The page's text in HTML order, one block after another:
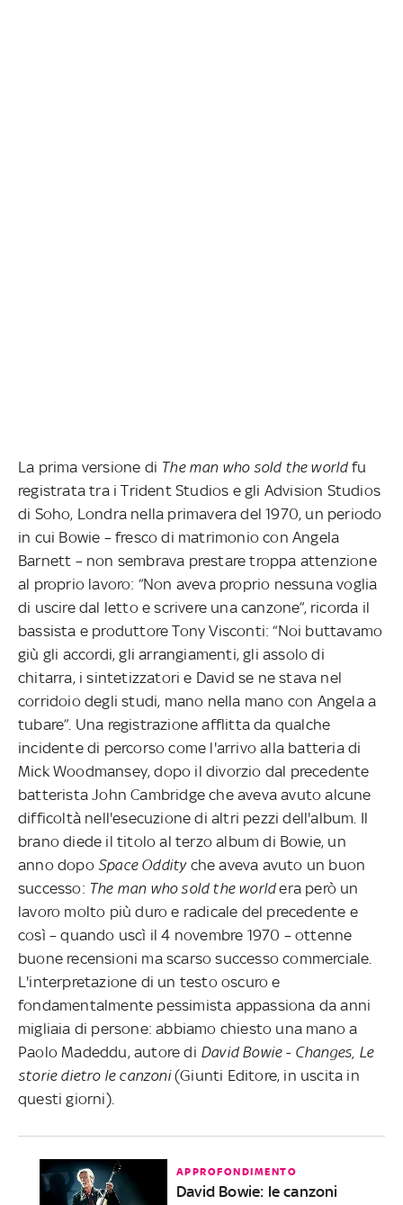
La prima versione di The man who sold the world fu
registrata tra i Trident Studios e gli Advision Studios
di Soho, Londra nella primavera del 1970, un periodo
in cui Bowie – fresco di matrimonio con Angela
Barnett – non sembrava prestare troppa attenzione
al proprio lavoro: “Non aveva proprio nessuna voglia
di uscire dal letto e scrivere una canzone”, ricorda il
bassista e produttore Tony Visconti: “Noi buttavamo
giù gli accordi, gli arrangiamenti, gli assolo di
chitarra, i sintetizzatori e David se ne stava nel
corridoio degli studi, mano nella mano con Angela a
tubare”. Una registrazione afflitta da qualche
incidente di percorso come l'arrivo alla batteria di
Mick Woodmansey, dopo il divorzio dal precedente
batterista John Cambridge che aveva avuto alcune
difficoltà nell'esecuzione di altri pezzi dell'album. Il
brano diede il titolo al terzo album di Bowie, un
anno dopo Space Oddity che aveva avuto un buon
successo: The man who sold the worldera però un
lavoro molto più duro e radicale del precedente e
così – quando uscì il 4 novembre 1970 – ottenne
buone recensioni ma scarso successo commerciale.
L'interpretazione di un testo oscuro e
fondamentalmente pessimista appassiona da anni
migliaia di persone: abbiamo chiesto una mano a
Paolo Madeddu, autore di David Bowie - Changes, Le
storie dietro le canzoni(Giunti Editore, in uscita in
questi giorni).
APPROFONDIMENTO
David Bowie: le canzoni